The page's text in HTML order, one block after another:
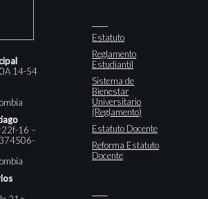
14-54
16 –
Estatuto
Reglamento
Estudiantil
Sistema de
Bienestar
Universitario
(Reglamento)
Estatuto Docente
Reforma Estatuto
Docente